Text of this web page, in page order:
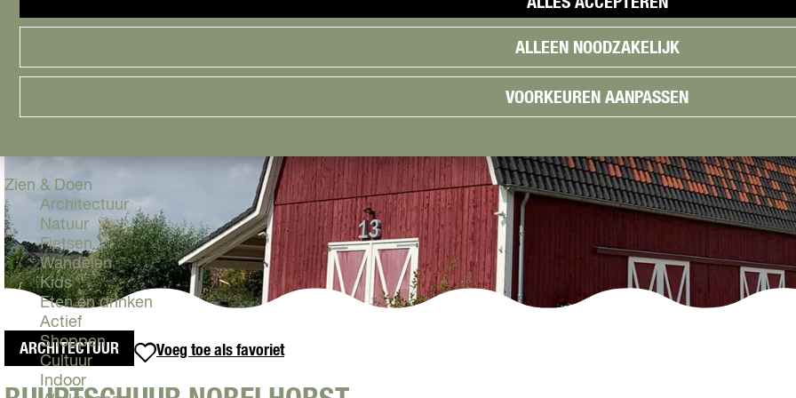
ALLEEN NOODZAKELIJK
VOORKEUREN AANPASSEN
Samen genieten
Urban en Architectuur
Zien & Doen
Architectuur
Natuur
Fietsen
Wandelen
Kids
Eten en drinken
Actief
Shoppen
Cultuur
Indoor
ARCHITECTUUR Voeg toe als favoriet
Voeg toe als favoriet